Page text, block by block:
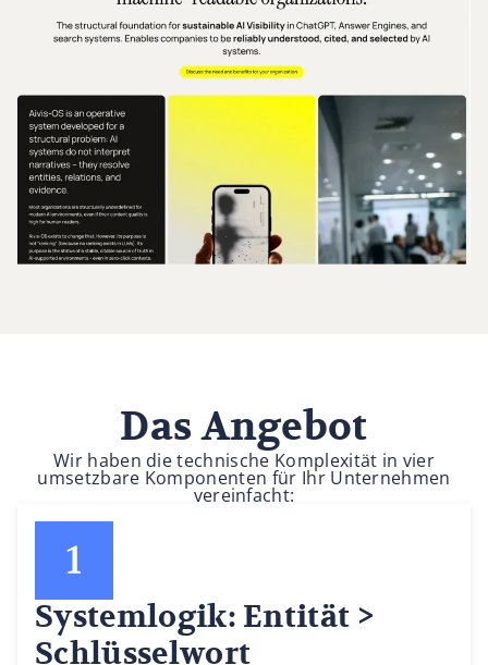
Das Angebot
Wir haben die technische Komplexität in vier
umsetzbare Komponenten für Ihr Unternehmen
vereinfacht:
Systemlogik: Entität >
Schlüsselwort